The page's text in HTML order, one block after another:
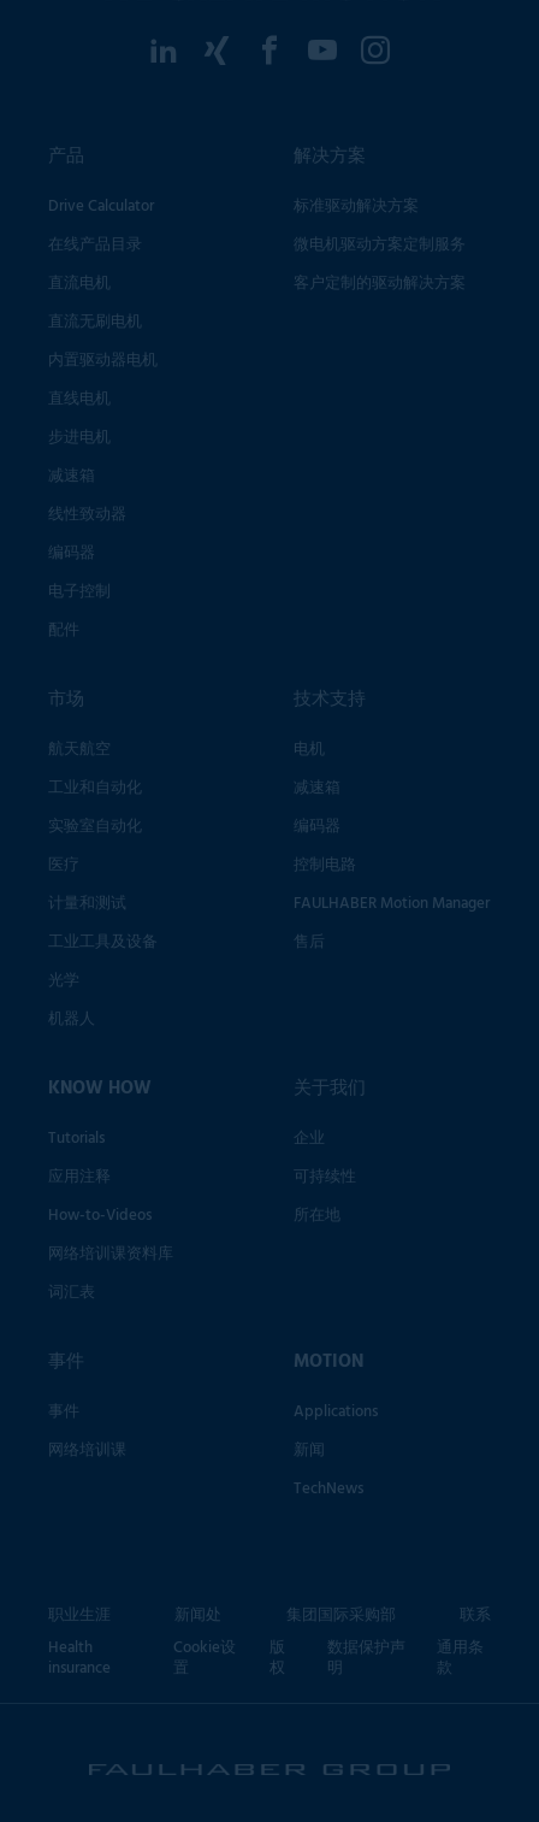
产品
Drive Calculator
在线产品目录
直流电机
直流无刷电机
内置驱动器电机
直线电机
步进电机
减速箱
线性致动器
编码器
电子控制
配件
解决方案
标准驱动解决方案
微电机驱动方案定制服务
客户定制的驱动解决方案
市场
航天航空
工业和自动化
实验室自动化
医疗
计量和测试
工业工具及设备
光学
机器人
技术支持
电机
减速箱
编码器
控制电路
FAULHABER Motion Manager
售后
KNOW HOW
Tutorials
应用注释
How-to-Videos
网络培训课资料库
词汇表
关于我们
企业
可持续性
所在地
事件
事件
网络培训课
MOTION
Applications
新闻
TechNews
职业生涯 新闻处 集团国际采购部
联系
Health
insurance
Cookie设
置
版
权
数据保护声
明
通用条
款